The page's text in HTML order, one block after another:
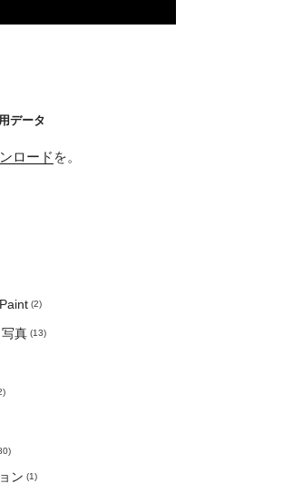
データ
ロード を。
(2)
真 (13)
ン (1)